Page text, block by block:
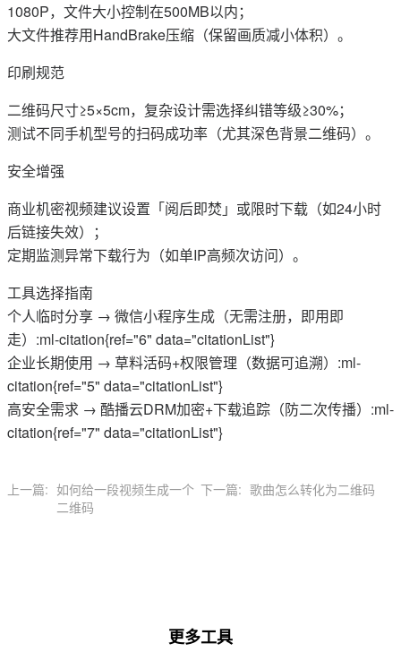
1080P，文件大小控制在500MB以内；
大文件推荐用HandBrake压缩（保留画质减小体积）。
印刷规范‌
二维码尺寸≥5×5cm，复杂设计需选择纠错等级≥30%；
测试不同手机型号的扫码成功率（尤其深色背景二维码）。
安全增强‌
商业机密视频建议设置「阅后即焚」或限时下载（如24小时
后链接失效）；
定期监测异常下载行为（如单IP高频次访问）。
工具选择指南‌
个人临时分享 → 微信小程序生成（无需注册，即用即
走）:ml-citation{ref="6" data="citationList"}
企业长期使用 → 草料活码+权限管理（数据可追溯）:ml-
citation{ref="5" data="citationList"}
高安全需求 → 酷播云DRM加密+下载追踪（防二次传播）:ml-
citation{ref="7" data="citationList"}
上一篇: 如何给一段视频生成一个
二维码
下一篇: 歌曲怎么转化为二维码
更多工具